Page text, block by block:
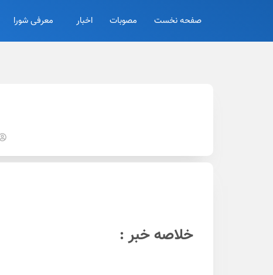
صفحه نخست مصوبات اخبار معرفی شورا
خلاصه خبر :